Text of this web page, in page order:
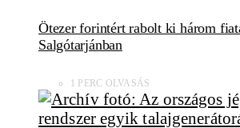
Ötezer forintért rabolt ki három
Salgótarjánban
1 PERC OLVASÁS